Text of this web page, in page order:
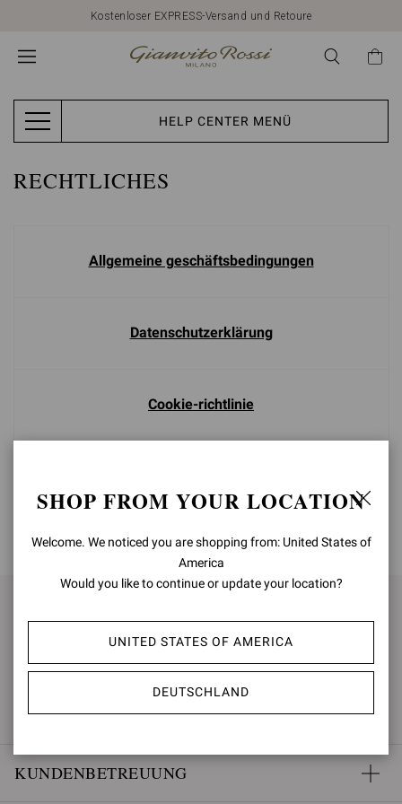
Kostenloser EXPRESS-Versand und Retoure
HELP CENTER MENÜ
RECHTLICHES
Allgemeine geschäftsbedingungen
Datenschutzerklärung
Cookie-richtlinie
FÜR NEUIGKEITEN ANMELDEN
ANMELDEN
KUNDENBETREUUNG
SHOP FROM YOUR LOCATION
Welcome. We noticed you are shopping from: United States of
America
Would you like to continue or update your location?
UNITED STATES OF AMERICA
DEUTSCHLAND